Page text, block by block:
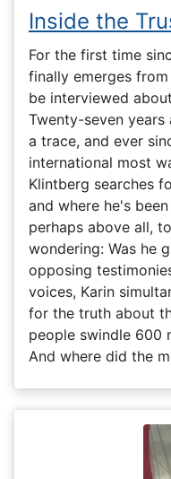
Inside the
For the first time
finally emerges
be interviewed
Twenty-seven
a trace, and ever
international most
Klintberg searches
and where he's
perhaps above all,
wondering: Was he
opposing
voices, Karin
for the truth about
people swindle 600
And where did the